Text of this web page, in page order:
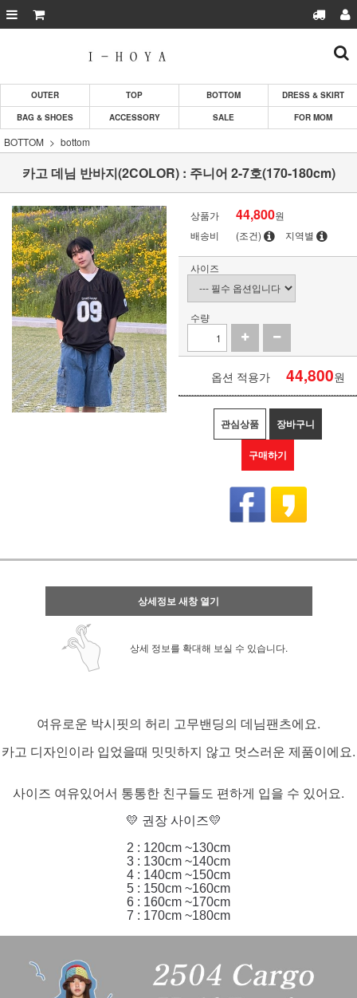
OUTER TOP BOTTOM
DRESS & SKIRT
BAG & SHOES
ACCESSORY SALE FOR MOM
BOTTOM bottom
카고 데님 반바지(2COLOR) : 주니어 2-7호(170-180cm)
상품가 44,800원
배송비
(조건) 지역별
사이즈
수량
옵션 적용가 44,800원
관심상품 장바구니
구매하기
상세정보 새창 열기
상세 정보를 확대해 보실 수 있습니다.
여유로운 박시핏의 허리 고무밴딩의 데님팬츠에요.
카고 디자인이라 입었을때 밋밋하지 않고 멋스러운 제품이에요.
사이즈 여유있어서 통통한 친구들도 편하게 입을 수 있어요.
💛 권장 사이즈💛
2 : 120cm ~130cm
3 : 130cm ~140cm
4 : 140cm ~150cm
5 : 150cm ~160cm
6 : 160cm ~170cm
7 : 170cm ~180cm